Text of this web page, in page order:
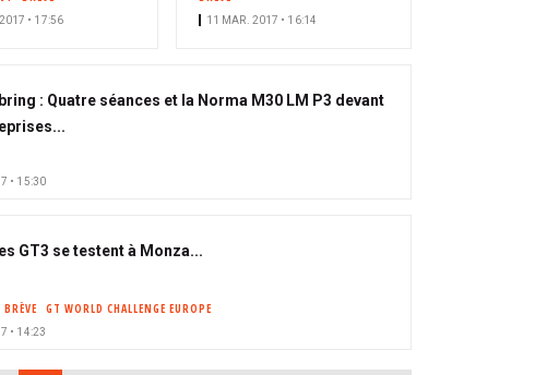
• 17:56 11 MAR. 2017 • 16:14
: Quatre séances et la Norma M30 LM P3 devant
• 15:30
GT3 se testent à Monza...
BRÈVE GT WORLD CHALLENGE EUROPE
• 14:23